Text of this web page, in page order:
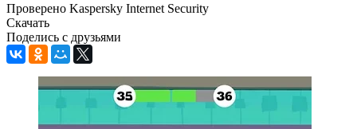
Проверено Kaspersky Internet Security
Скачать
Поделись с друзьями